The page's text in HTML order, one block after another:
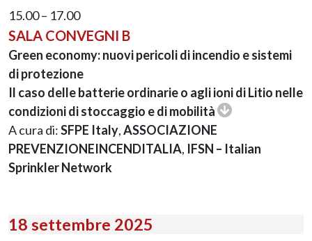
15.00 – 17.00
SALA CONVEGNI B
Green economy: nuovi pericoli di incendio e sistemi
di protezione
Il caso delle batterie ordinarie o agli ioni di Litio nelle
condizioni di stoccaggio e di mobilità
A cura di:SFPE Italy,ASSOCIAZIONE
PREVENZIONEINCENDITALIA, IFSN – Italian
Sprinkler Network
18 settembre 2025